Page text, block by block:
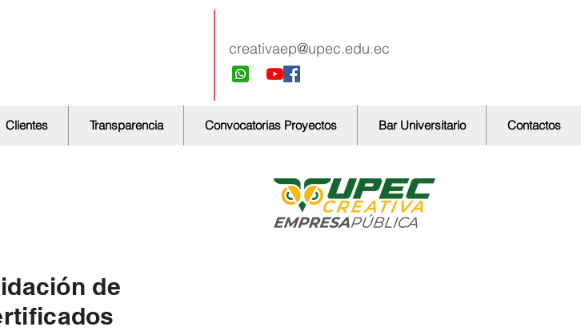
creativaep@upec.edu.ec
Clientes Transparencia Convocatorias Proyectos Bar Universitario Contactos
de